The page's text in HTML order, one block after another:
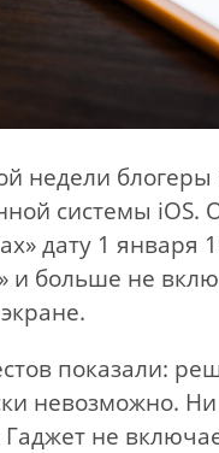
недели
системы iOS.
дату 1 января
и больше не
показали:
невозможно.
не